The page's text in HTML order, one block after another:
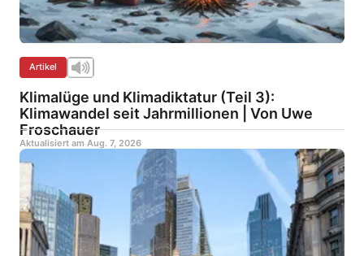
Artikel
Klimalüge und Klimadiktatur (Teil 3):
Klimawandel seit Jahrmillionen | Von Uwe
Froschauer
Aktualisiert am Aug. 7, 2026